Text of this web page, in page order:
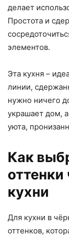
делает
Простота и
элементов.
Эта кухня –
линии,
нужно ничего
украшает дом,
уюта,
Как
оттенки
кухни
Для кухни в
оттенков,